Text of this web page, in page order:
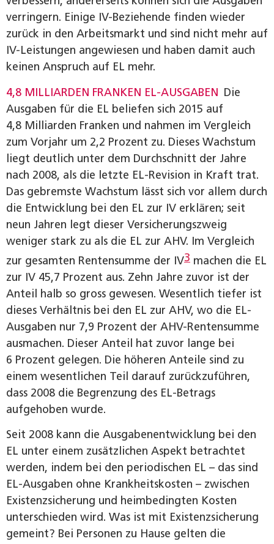
verringern. Einige IV-Beziehende finden wieder
zurück in den Arbeitsmarkt und sind nicht mehr auf
IV-Leistungen angewiesen und haben damit auch
keinen Anspruch auf EL mehr.
4,8 MILLIARDEN FRANKEN EL-AUSGABEN Die
Ausgaben für die EL beliefen sich 2015 auf
4,8 Milliarden Franken und nahmen im Vergleich
zum Vorjahr um 2,2 Prozent zu. Dieses Wachstum
liegt deutlich unter dem Durchschnitt der Jahre
nach 2008, als die letzte EL-Revision in Kraft trat.
Das gebremste Wachstum lässt sich vor allem durch
die Entwicklung bei den EL zur IV erklären; seit
neun Jahren legt dieser Versicherungszweig
weniger stark zu als die EL zur AHV. Im Vergleich
zur gesamten Rentensumme der IV3 machen die EL
zur IV 45,7 Prozent aus. Zehn Jahre zuvor ist der
Anteil halb so gross gewesen. Wesentlich tiefer ist
dieses Verhältnis bei den EL zur AHV, wo die EL-
Ausgaben nur 7,9 Prozent der AHV-Rentensumme
ausmachen. Dieser Anteil hat zuvor lange bei
6 Prozent gelegen. Die höheren Anteile sind zu
einem wesentlichen Teil darauf zurückzuführen,
dass 2008 die Begrenzung des EL-Betrags
aufgehoben wurde.
Seit 2008 kann die Ausgabenentwicklung bei den
EL unter einem zusätzlichen Aspekt betrachtet
werden, indem bei den periodischen EL – das sind
EL-Ausgaben ohne Krankheitskosten – zwischen
Existenzsicherung und heimbedingten Kosten
unterschieden wird. Was ist mit Existenzsicherung
gemeint? Bei Personen zu Hause gelten die